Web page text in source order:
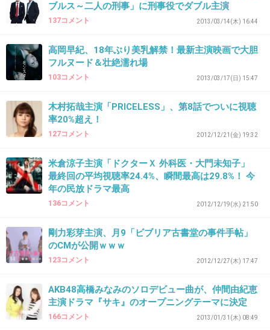
ま、現実にありえない物語を楽しむのがドラマであって。
って話ね。
+5 -0
ドラマで不倫物はやめてほしい
こういうのが余計に浮気や不倫を助長させてる気がする
+8
＞「心に静かなマグマを持って挑みたい」と意
気込んでいる。
この人の発言はいつも個性的で好き
-0
ブルス～二人の刑事」に刑事役でダブル主演
137コメント 2013/03/14(木) 16:44
高岡早紀、18年ぶり美乳解禁！最新主演映画で大胆
フルヌード＆壮絶濡れ場
103コメント 2013/03/17(日) 15:47
木村拓哉主演「PRICELESS」、第8話でついに視聴
率20%超え！
127コメント 2012/12/21(金) 19:32
米倉涼子主演「ドクターＸ 外科医・大門未知子」
最終回の平均視聴率24.4%、瞬間最高は29.8%！ 今
年の民放ドラマ最高
136コメント 2012/12/19(水) 21:50
剛力彩芽主演、月9「ビブリア古書堂の事件手帖」
のCMが公開ｗｗｗ
123コメント 2012/12/27(木) 17:47
AKB48高橋みなみのソロデビュー曲が、仲間由紀恵
主演ドラマ『サキ』のオープニングテーマに決定
166コメント 2013/01/31(木) 08:49